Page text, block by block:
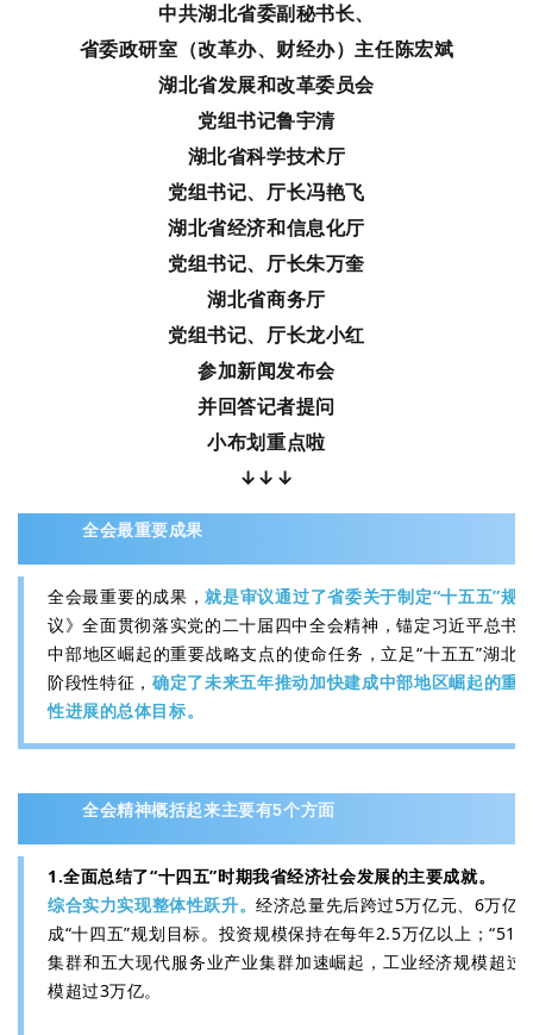
中共湖北省委副秘书长、
省委政研室（改革办、财经办）主任陈宏斌
湖北省发展和改革委员会
党组书记鲁宇清
湖北省科学技术厅
党组书记、厅长冯艳飞
湖北省经济和信息化厅
党组书记、厅长朱万奎
湖北省商务厅
党组书记、厅长龙小红
参加新闻发布会
并回答记者提问
小布划重点啦
↓↓↓
全会最重要成果
全会最重要的成果，就是审议通过了省委关于制定“十五五”规
议》全面贯彻落实党的二十届四中全会精神，锚定习近平总书
中部地区崛起的重要战略支点的使命任务，立足“十五五”湖北
阶段性特征，确定了未来五年推动加快建成中部地区崛起的重
性进展的总体目标。
全会精神概括起来主要有5个方面
1.全面总结了“十四五”时期我省经济社会发展的主要成就。
综合实力实现整体性跃升。经济总量先后跨过5万亿元、6万亿
成“十四五”规划目标。投资规模保持在每年2.5万亿以上；
集群和五大现代服务业产业集群加速崛起，工业经济规模超过
模超过3万亿。